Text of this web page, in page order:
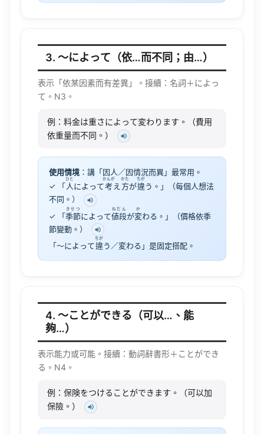
3. 〜によって（依…而不同；由…）
表示「依某因素而有差異」。接續：名詞＋によっ
て。N3。
例：料金は重さによって変わります。（費用
依重量而不同。）
使用情境 ：講「因人／因情況而異」最常用。
✓ 「人
ひと
によって考
かんが
え 方
かた
が違
ちが
う。」（每個人想法
不同。）
✓ 「季節
きせつ
によって値段
ねだん
が変
か
わる。」（價格依季
節變動。）
「〜によって違
ちが
う／変わる」是固定搭配。
4. 〜ことができる（可以…、能
夠…）
表示能力或可能。接續：動詞辭書形＋ことができ
る。N4。
例：保険をつけることができます。（可以加
保險。）